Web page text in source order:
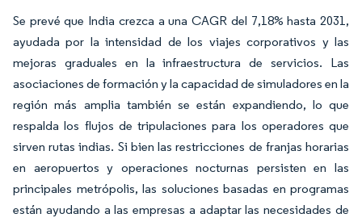
Se prevé que India crezca a una CAGR del 7,18% hasta 2031,
ayudada por la intensidad de los viajes corporativos y las
mejoras graduales en la infraestructura de servicios. Las
asociaciones de formación y la capacidad de simuladores en la
región más amplia también se están expandiendo, lo que
respalda los flujos de tripulaciones para los operadores que
sirven rutas indias. Si bien las restricciones de franjas horarias
en aeropuertos y operaciones nocturnas persisten en las
principales metrópolis, las soluciones basadas en programas
están ayudando a las empresas a adaptar las necesidades de